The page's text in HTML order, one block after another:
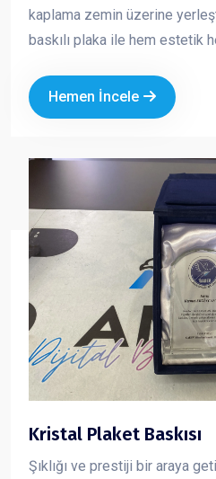
kaplama zemin üzerine
baskılı plaka ile hem estetik
anlamlı teşekkürlerde tercih
anların kalıcı bir simgesi
Hemen İncele
Kristal Plaket Baskısı
Şıklığı ve prestiji bir araya